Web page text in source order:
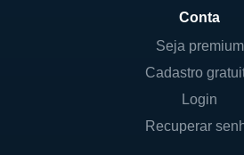
eletrônicos de consumo.
significativa é a de
empresa manuseia um
patentes relacionadas a
Conta
Seja premium
Cadastro
Login
Recuperar